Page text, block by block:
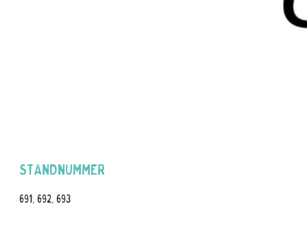
Standnummer
691, 692, 693